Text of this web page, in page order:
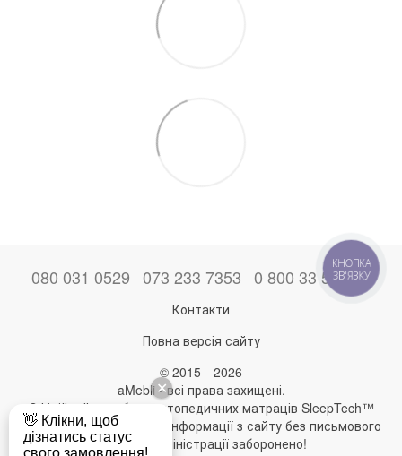
080 031 0529 073 233 7353 0 800 33 52 06
Контакти
Повна версія сайту
© 2015—2026
aMebli - всі права захищені.
Офіційний виробник ортопедичних матраців SleepTech™
Будь-яке використання інформації з сайту без письмового
дозволу адміністрації заборонено!
КНОПКА
ЗВ'ЯЗКУ